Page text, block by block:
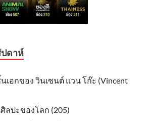
ปดาห์
เอกของ วินเซนต์ แวน โก๊ะ (Vincent
ลปะของโลก (205)